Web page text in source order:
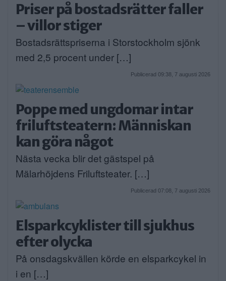
Priser på bostadsrätter faller
– villor stiger
Bostadsrättspriserna i Storstockholm sjönk
med 2,5 procent under […]
Publicerad 09:38, 7 augusti 2026
Poppe med ungdomar intar
friluftsteatern: Människan
kan göra något
Nästa vecka blir det gästspel på
Mälarhöjdens Friluftsteater. […]
Publicerad 07:08, 7 augusti 2026
Elsparkcyklister till sjukhus
efter olycka
På onsdagskvällen körde en elsparkcykel in
i en […]